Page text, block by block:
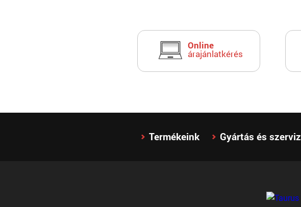
Online
árajánlatkérés
Termékeink Gyártás és szerviz